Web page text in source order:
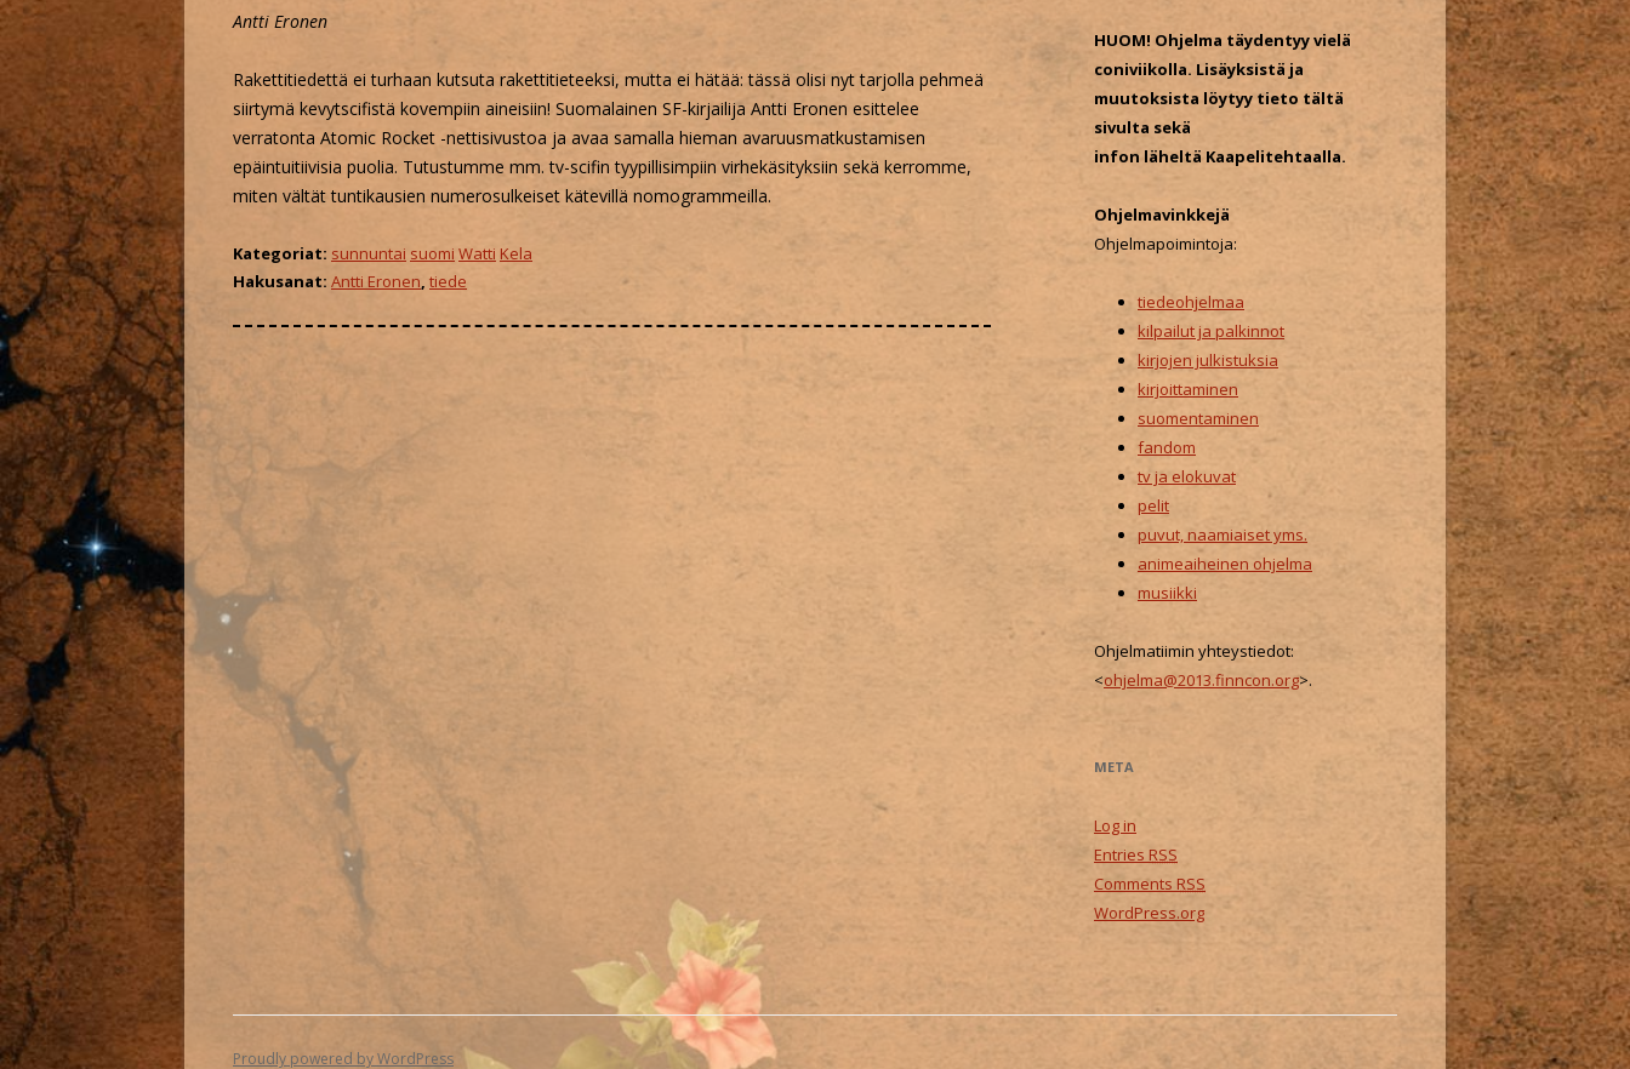
FANDOM LOUNGE
MYYNTIALUE
Antti Eronen
Rakettitiedettä ei turhaan kutsuta rakettitieteeksi, mutta ei hätää: tässä olisi nyt tarjolla pehmeä
siirtymä kevytscifistä kovempiin aineisiin! Suomalainen SF-kirjailija Antti Eronen esittelee
verratonta Atomic Rocket -nettisivustoa ja avaa samalla hieman avaruusmatkustamisen
epäintuitiivisia puolia. Tutustumme mm. tv-scifin tyypillisimpiin virhekäsityksiin sekä kerromme,
miten vältät tuntikausien numerosulkeiset kätevillä nomogrammeilla.
Kategoriat: sunnuntai suomi Watti Kela
Hakusanat: Antti Eronen, tiede
rHUOM! Ohjelma täydentyy vielä
coniviikolla. Lisäyksistä ja
muutoksista löytyy tieto tältä
sivulta sekä
infon läheltä Kaapelitehtaalla.
Ohjelmavinkkejä
Ohjelmapoimintoja:
tiedeohjelmaa
kilpailut ja palkinnot
kirjojen julkistuksia
kirjoittaminen
suomentaminen
fandom
tv ja elokuvat
pelit
puvut, naamiaiset yms.
animeaiheinen ohjelma
musiikki
Ohjelmatiimin yhteystiedot:
<ohjelma@2013.finncon.org>.
META
Log in
Entries RSS
Comments RSS
WordPress.org
Proudly powered by WordPress